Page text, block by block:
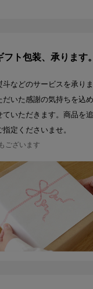
フト包装、承ります。
斗などのサービスを承り
だいた感謝の気持ちを込
いただきます。商品を
定くださいませ。
ございます